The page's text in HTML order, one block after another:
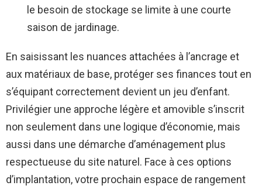
le besoin de stockage se limite à une courte
saison de jardinage.
En saisissant les nuances attachées à l’ancrage et
aux matériaux de base, protéger ses finances tout en
s’équipant correctement devient un jeu d’enfant.
Privilégier une approche légère et amovible s’inscrit
non seulement dans une logique d’économie, mais
aussi dans une démarche d’aménagement plus
respectueuse du site naturel. Face à ces options
d’implantation, votre prochain espace de rangement